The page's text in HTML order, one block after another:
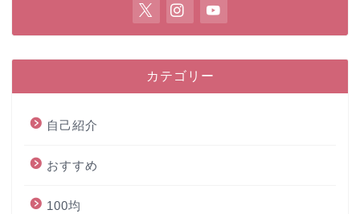
カテゴリー
自己紹介
おすすめ
100均